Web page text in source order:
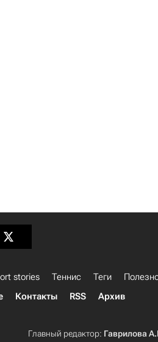
stories Теннис Теги
Контакты RSS Архив
Главный редактор: Гаврилова